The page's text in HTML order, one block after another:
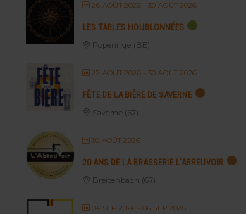
26 AOÛT 2026 - 30 AOÛT 2026
LES TABLES HOUBLONNÉES
Poperinge (BE)
27 AOÛT 2026 - 30 AOÛT 2026
FÊTE DE LA BIÈRE DE SAVERNE
Saverne (67)
30 AOÛT 2026
20 ANS DE LA BRASSERIE L’ABREUVOIR
Breitenbach (67)
04 SEP 2026 - 06 SEP 2026